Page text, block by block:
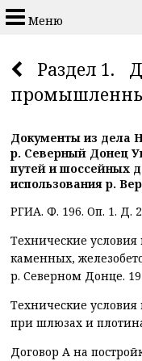
Меню
Раздел 1.
Документы из дела
р. Северный Донец
путей и шоссейных
использования р.
РГИА. Ф. 196. Оп. 1. Д.
Технические условия
каменных,
р. Северном Донце.
Технические
при шлюзах и
Договор А на